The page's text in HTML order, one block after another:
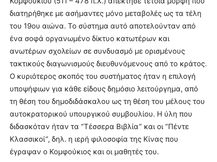
διατηρήθηκε με ασήμαντες μόνο μεταβολές ως τα τέλη
του 19ου αιώνα. Το σύστημα αυτό αποτελούνταν από
ένα σοφά οργανωμένο δίκτυο κατωτέρων και
ανωτέρων σχολείων σε συνδυασμό με ορισμένους
τακτικούς διαγωνισμούς διευθυνόμενους από το κράτος.
Ο κυριότερος σκοπός του συστήματος ήταν η επιλογή
υποψήφιων για κάθε είδους δημόσιο λειτούργημα, από
τη θέση του δημοδιδάσκαλου ως τη θέση του μέλους του
αυτοκρατορικού υπουργικού συμβουλίου. Η ύλη που
διδασκόταν ήταν τα “Τέσσερα Βιβλία” και οι “Πέντε
Κλασσικοί”, δηλ. η ιερή φιλοσοφία της Κίνας που
έγραψαν ο Κομφούκιος και οι μαθητές του.